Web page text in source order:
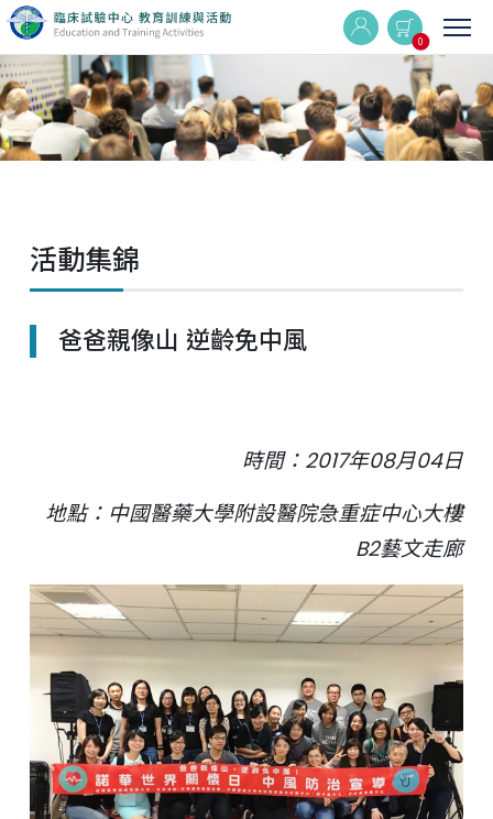
0
實體與線上同步課程
最新消息
活動集錦
中國醫藥大學附設醫院 臨床試驗中心
活動集錦
爸爸親像山 逆齡免中風
時間：2017年08月04日
地點：中國醫藥大學附設醫院急重症中心大樓
B2藝文走廊